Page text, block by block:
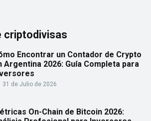
criptodivisas
Encontrar un Contador de Crypto
Argentina 2026: Guía Completa para
31 de Julio de 2026
On-Chain de Bitcoin 2026: